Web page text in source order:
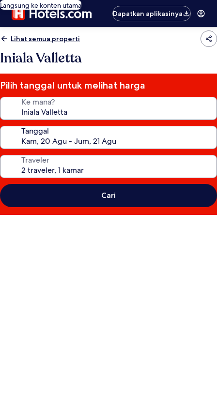
Langsung ke konten utama
Dapatkan aplikasinya
Lihat semua properti
Iniala Valletta
Pilih tanggal untuk melihat harga
Ke mana?
Tanggal
Traveler
Cari